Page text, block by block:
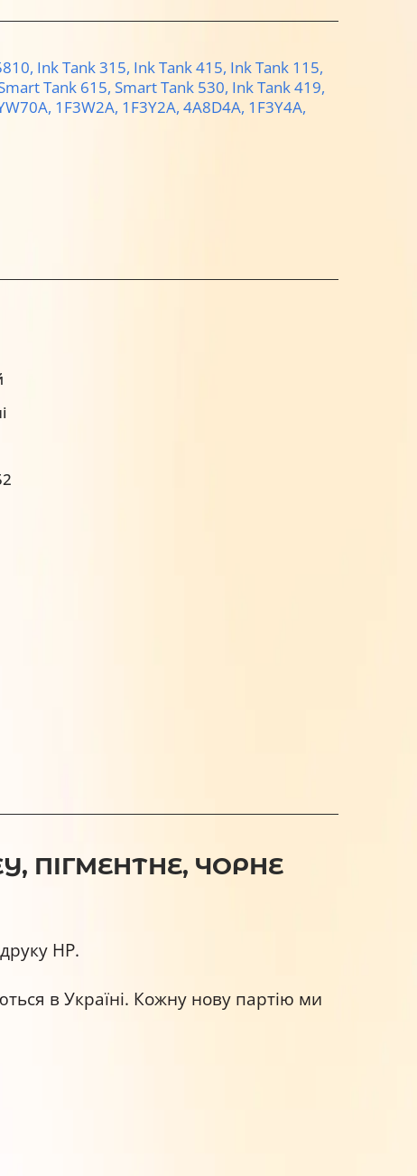
Ink Tank 315, Ink Tank 415, Ink Tank 115,
Tank 615, Smart Tank 530, Ink Tank 419,
1F3W2A, 1F3Y2A, 4A8D4A, 1F3Y4A,
ПІГМЕНТНЕ, ЧОРНЕ
HP.
в Україні. Кожну нову партію ми